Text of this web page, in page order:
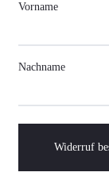
Vorname
Nachname
Widerruf